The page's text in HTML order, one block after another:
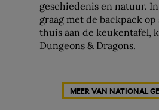
geschiedenis en natuur.
graag met de backpack
thuis aan de keukentafel,
Dungeons & Dragons.
MEER VAN NATIONAL